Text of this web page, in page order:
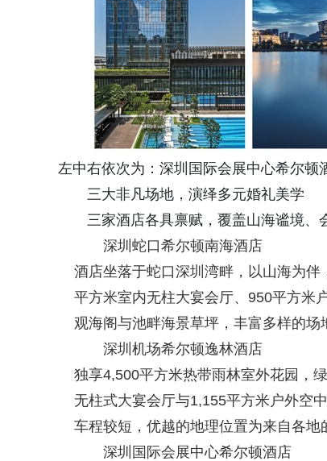
左中右依次为：深圳国际会展中心希尔
三大非凡场地，演绎多元婚礼美学
三家酒店各具禀赋，覆盖山海谧境、
深圳蛇口希尔顿南海酒店
酒店坐落于蛇口深圳湾畔，以山海为
平方米室内无柱大宴会厅、950平方米
观海阁与池畔海景草坪，丰富多样的场
深圳机场希尔顿逸林酒店
独享4,500平方米热带雨林室外花园，
无柱式大宴会厅与1,155平方米户外空
车程较短，优越的地理位置为来自各地
深圳国际会展中心希尔顿酒店